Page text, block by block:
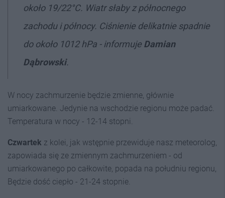
około 19/22°C. Wiatr słaby z północnego
zachodu i północy. Ciśnienie delikatnie spadnie
do około 1012 hPa - informuje Damian
Dąbrowski.
W nocy zachmurzenie będzie zmienne, głównie
umiarkowane. Jedynie na wschodzie regionu może padać.
Temperatura w nocy - 12-14 stopni.
Czwartek z kolei, jak wstępnie przewiduje nasz meteorolog,
zapowiada się ze zmiennym zachmurzeniem - od
umiarkowanego po całkowite, popada na południu regionu,
Będzie dość ciepło - 21-24 stopnie.